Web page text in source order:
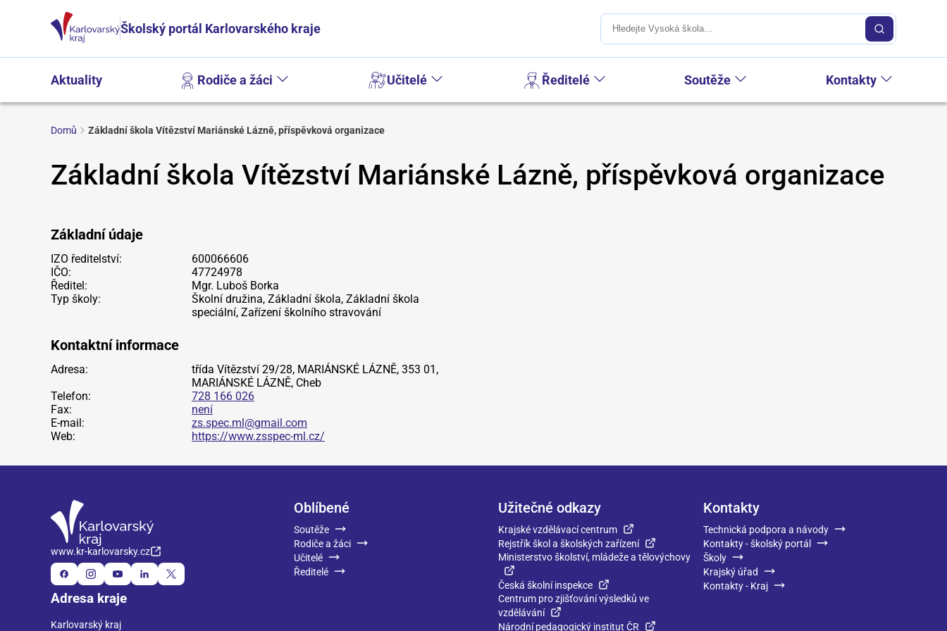
Školský portál Karlovarského kraje
Aktuality Rodiče a žáci Učitelé Ředitelé Soutěže Kontakty
Domů Základní škola Vítězství Mariánské Lázně, příspěvková organizace
Základní škola Vítězství Mariánské Lázně, příspěvková organizace
Základní údaje
IZO ředitelství:
600066606
IČO:
47724978
Ředitel:
Mgr. Luboš Borka
Typ školy:
Školní družina, Základní škola, Základní škola
speciální, Zařízení školního stravování
Kontaktní informace
Adresa:
třída Vítězství 29/28, MARIÁNSKÉ LÁZNĚ, 353 01,
MARIÁNSKÉ LÁZNĚ, Cheb
Telefon:
728 166 026
Fax:
není
E-mail:
zs.spec.ml@gmail.com
Web:
https://www.zsspec-ml.cz/
www.kr-karlovarsky.cz
Adresa kraje
Karlovarský kraj
Oblíbené
Soutěže
Rodiče a žáci
Učitelé
Ředitelé
Užitečné odkazy
Krajské vzdělávací centrum
Rejstřík škol a školských zařízení
Ministerstvo školství, mládeže a tělovýchovy
Česká školní inspekce
Centrum pro zjišťování výsledků ve
vzdělávání
Národní pedagogický institut ČR
Kontakty
Technická podpora a návody
Kontakty - školský portál
Školy
Krajský úřad
Kontakty - Kraj